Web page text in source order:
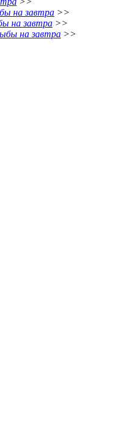
на завтра >>
на завтра >>
на завтра >>